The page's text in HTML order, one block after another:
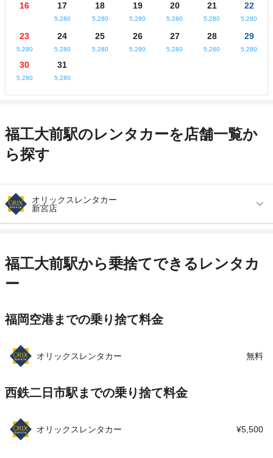
16 17
5,280
18
5,280
19
5,280
20
5,280
21
5,280
22
5,280
23
5,280
24
5,280
25
5,280
26
5,280
27
5,280
28
5,280
29
5,280
30
5,280
31
5,280
福工大前駅のレンタカーを店舗一覧か
ら探す
オリックスレンタカー
新宮店
アクセス 新宮中央駅より徒歩で約19分（送迎なし）
この店舗でレンタカーを探す
福工大前駅から乗捨てできるレンタカ
ー
福岡空港までの乗り捨て料金
オリックスレンタカー 無料
西鉄二日市駅までの乗り捨て料金
オリックスレンタカー ¥5,500